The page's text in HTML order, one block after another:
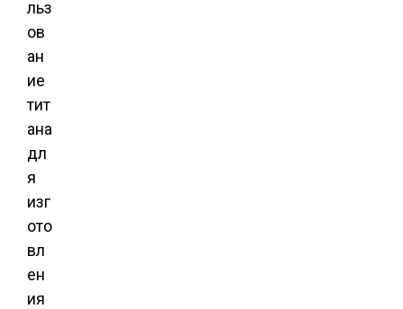
льз
ов
ан
ие
тит
ана
дл
я
изг
ото
вл
ен
ия